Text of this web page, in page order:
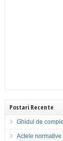
Postari Recente
Ghidul de
Actele